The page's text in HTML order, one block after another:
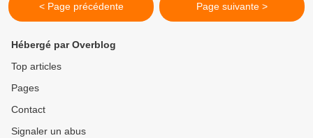
< Page précédente Page suivante >
Hébergé par Overblog
Top articles
Pages
Contact
Signaler un abus